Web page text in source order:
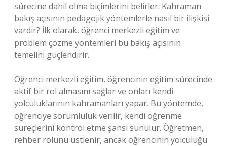
sürecine dahil olma biçimlerini belirler. Kahraman
bakış açısının pedagojik yöntemlerle nasıl bir ilişkisi
vardır? İlk olarak, öğrenci merkezli eğitim ve
problem çözme yöntemleri bu bakış açısının
temelini güçlendirir.
Öğrenci merkezli eğitim, öğrencinin eğitim sürecinde
aktif bir rol almasını sağlar ve onları kendi
yolculuklarının kahramanları yapar. Bu yöntemde,
öğrenciye sorumluluk verilir, kendi öğrenme
süreçlerini kontrol etme şansı sunulur. Öğretmen,
rehber rolünü üstlenir, ancak öğrencinin yolculuğu